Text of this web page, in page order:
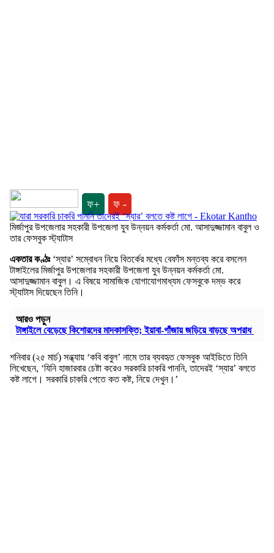
ফ+ ফ -
মির্জাপুর উপজেলার সহকারী উপজেলা যুব উন্নয়ন কর্মকর্তা মো. আসাদুজ্জামান বাবুল ও
তার ফেসবুক স্ট্যাটাস
একতার কণ্ঠঃ‘স্যার’ সম্বোধন নিয়ে বিতর্কের মধ্যে বেফাঁস মন্তব্য করে বসলেন
টাঙ্গাইলের মির্জাপুর উপজেলার সহকারী উপজেলা যুব উন্নয়ন কর্মকর্তা মো.
আসাদুজ্জামান বাবুল। এ বিষয়ে সামাজিক যোগাযোগমাধ্যম ফেসবুকে দম্ভ করে
স্ট্যাটাস দিয়েছেন তিনি।
আরও পড়ুন
টাঙ্গাইলে বেড়েছে কিশোরদের মাদকাসক্তি; ইয়াবা-গাঁজায় জড়িয়ে বাড়ছে অপরাধ
শনিবার (২৫ মার্চ) সন্ধ্যায় ‘কবি বাবুল’ নামে তার ব্যবহৃত ফেসবুক আইডিতে তিনি
লিখেছেন, ‘যিনি হাজারবার চেষ্টা করেও সরকারি চাকরি পাননি, তাদেরই ‘স্যার’ বলতে
কষ্ট লাগে। সরকারি চাকরি পেতে কত কষ্ট, নিয়ে দেখুন।’